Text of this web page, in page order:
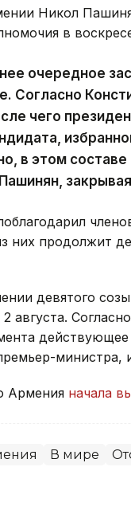
Никол
в
очередное
Согласно
чего
в этом
них продолжит
девятого
августа.
Армения начала
В мире